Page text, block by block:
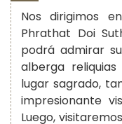
Nos dirigimos
Phrathat Doi
podrá admirar
alberga
lugar sagrado,
impresionante
Luego,